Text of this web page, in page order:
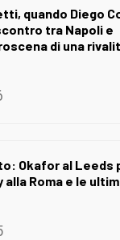
quando Diego
tra Napoli e
di una
Okafor al Leeds
alla Roma e le